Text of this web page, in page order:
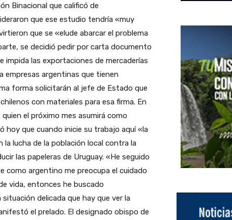
Binacional que calificó de
que ese estudio tendría «muy
que se «elude abarcar el problema
se decidió pedir por carta documento
impida las exportaciones de mercaderías
empresas argentinas que tienen
forma solicitarán al jefe de Estado que
con materiales para esa firma. En
el próximo mes asumirá como
hoy que cuando inicie su trabajo aquí «la
la lucha de la población local contra la
las papeleras de Uruguay. «He seguido
como argentino me preocupa el cuidado
vida, entonces he buscado
delicada que hay que ver la
el prelado. El designado obispo de